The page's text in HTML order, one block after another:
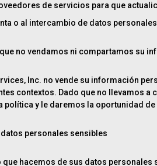
de servicios para que
o al intercambio de datos personales
no vendamos ni compartamos su
Inc. no vende su información
contextos. Dado que no llevamos
política y le daremos la oportunidad
personales sensibles
hacemos de sus datos